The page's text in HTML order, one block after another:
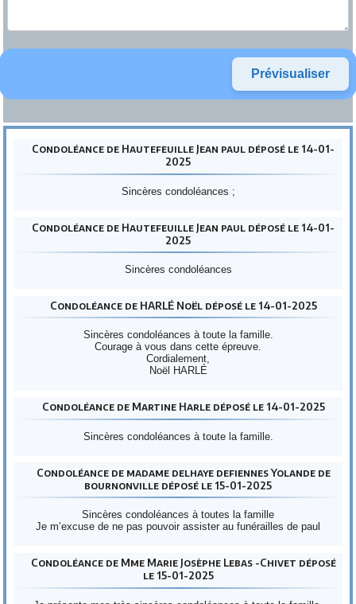
Condoléance de Hautefeuille Jean paul déposé le 14-01-
2025
Sincères condoléances ;
Condoléance de Hautefeuille Jean paul déposé le 14-01-
2025
Sincères condoléances
Condoléance de HARLÉ Noël déposé le 14-01-2025
Sincères condoléances à toute la famille.
Courage à vous dans cette épreuve.
Cordialement,
Noël HARLÉ
Condoléance de Martine Harle déposé le 14-01-2025
Sincères condoléances à toute la famille.
Condoléance de madame delhaye defiennes Yolande de
bournonville déposé le 15-01-2025
Sincères condoléances à toutes la famille
Je m’excuse de ne pas pouvoir assister au funérailles de paul
Condoléance de Mme Marie Josèphe Lebas -Chivet déposé
le 15-01-2025